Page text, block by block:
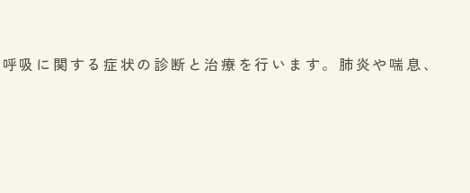
吸に関する症状の診断と治療を行います。肺炎や喘息、